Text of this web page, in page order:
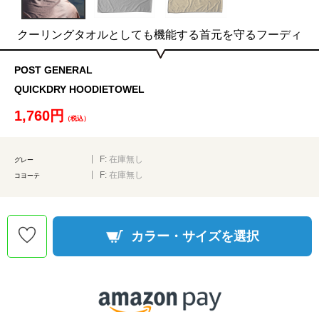
クーリングタオルとしても機能する首元を守るフーディ
POST GENERAL
QUICKDRY HOODIETOWEL
1,760円 （税込）
グレー F: 在庫無し
コヨーテ F: 在庫無し
カラー・サイズを選択